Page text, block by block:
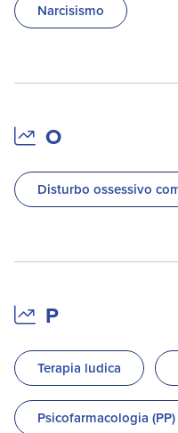
Narcisismo
O
Disturbo ossessivo
P
Terapia ludica
Psicofarmacologia (PP)